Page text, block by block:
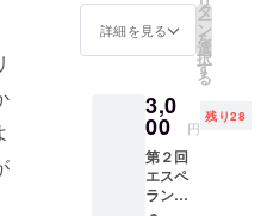
です。
送る商
す。ど
んなも
くか楽
しみに
してい
パック
（3袋）
（株）
開する
シング
ルマ
ザーの
自立支
援プロ
詳細を見る
タ
ー
ン
を
選
択
す
る
3,0
00 円
残り28
第２回
エスペ
ランサ